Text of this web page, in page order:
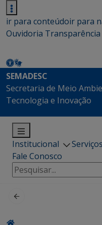
ir para conteúdoir para
Ouvidoria Transparência
SEMADESC
Secretaria de Meio
Tecnologia e Inovação
Institucional Serviços
Fale Conosco
Pesquisar
por: